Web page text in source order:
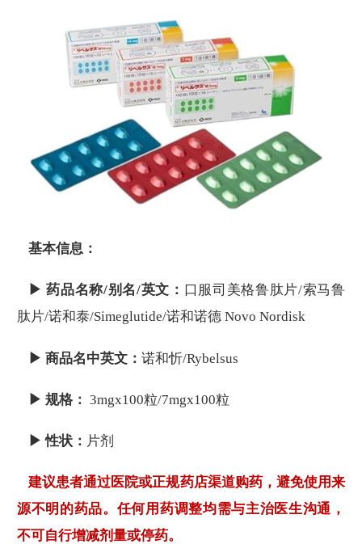
基本信息：
▶ 药品名称/别名/英文： 口服司美格鲁肽片/索马鲁
肽片/诺和泰/Simeglutide/诺和诺德 Novo Nordisk
▶ 商品名中英文： 诺和忻/Rybelsus
▶ 规格： 3mgx100粒/7mgx100粒
▶ 性状： 片剂
建议患者通过医院或正规药店渠道购药，避免使用来
源不明的药品。任何用药调整均需与主治医生沟通，
不可自行增减剂量或停药。